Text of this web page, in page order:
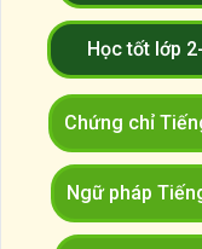
Học tốt lớp
Chứng chỉ
Ngữ pháp